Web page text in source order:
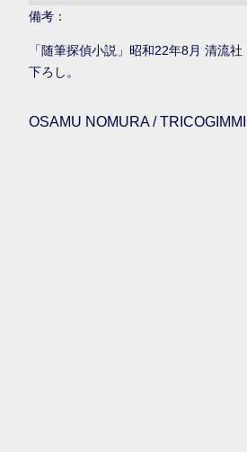
備考：
「随筆探偵小説」昭和22年8月 清流
下ろし。
OSAMU NOMURA /